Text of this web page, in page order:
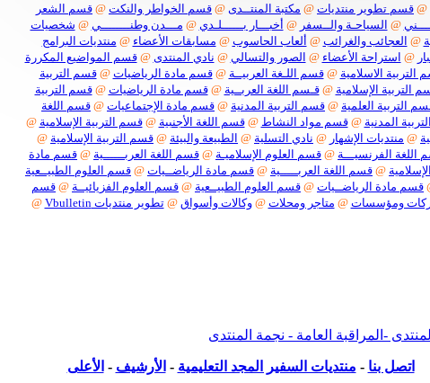
@ قسم تطوير منتديات @ مكتبة المنتــدى @ قسم الخواطر والنكت @ قسم الشعر
@ السياحـة والــسفر @ أخبـــار بــــــلـدي @ مـــدن وطنــــــــي @ شخصيات
@ العجائب والغرائب @ ألعاب الحاسوب @ مسابقات الأعضاء @ منتديات البرامج
@ استراحة الأعضاء @ الصور والتسالي @ نادي المنتدى @قسم المواضيع المكررة
التربية الاسلامية @قسم اللـغة العربيــة @قسم مادة الرياضيات @قسم التربية
التربية الإسلامية @قـسم اللغة العربــية @قسم مادة الرياضيات @قسم التربية
التربية العلمية @ قسم التربية المدنية @ قسم مادة الإجتماعيات @ قسم اللغة
المدنية @قسم مواد النشاط @قسم اللغة الأجنبية @قسم التربية الإسلامية @
@ منتديات الإشهار @ نادي التسلية @ الطبيعة والبيئة @ قسم التربية الإسلامية @
اللغة الفرنسيـــة @ قسم العلوم الإسلاميـة @ قسم اللغة العربــــــية @ قسم مادة
@ قسم اللغة العربـــــية @ قسم مادة الرياضــيات @ قسم العلوم الطبيــعية
قسم مادة الرياضــيات @ قسم العلوم الطبيــعية @ قسم العلوم الفزيائيــة @ قسم
ومؤسسات @ متاجر ومحلات @وكالات وأسواق @تطوير منتديات Vbulletin
@
-المراقبة العامة - نجمة المنتدى
اتصل بنا - منتديات السفير المجد التعليمية - الأرشيف - الأعلى